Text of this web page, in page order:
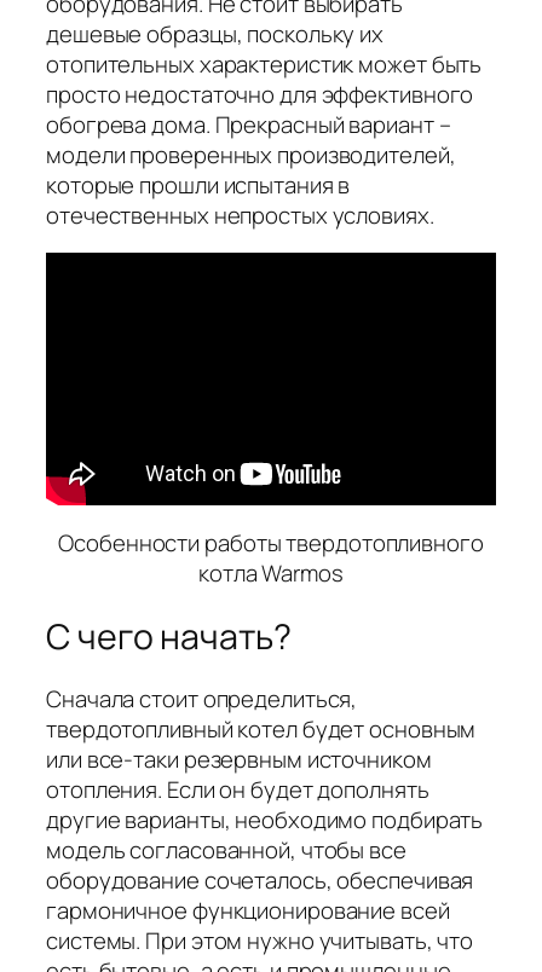
дешевые образцы, поскольку их
отопительных характеристик может быть
просто недостаточно для эффективного
обогрева дома. Прекрасный вариант –
модели проверенных производителей,
которые прошли испытания в
отечественных непростых условиях.
Особенности работы твердотопливного
котла Warmos
С чего начать?
Сначала стоит определиться,
твердотопливный котел будет основным
или все-таки резервным источником
отопления. Если он будет дополнять
другие варианты, необходимо подбирать
модель согласованной, чтобы все
оборудование сочеталось, обеспечивая
гармоничное функционирование всей
системы. При этом нужно учитывать, что